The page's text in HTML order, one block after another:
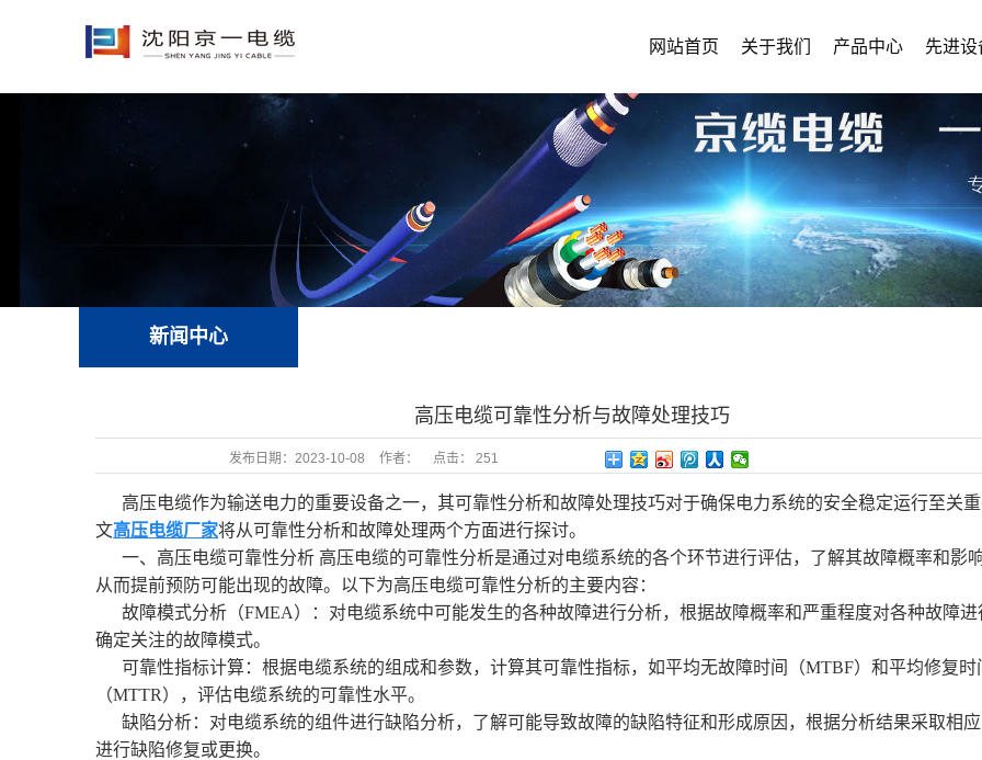
网站首页 关于我们 产品中心 先进设
新闻中心
高压电缆可靠性分析与故障处理技巧
发布日期： 2023-10-08 作者： 点击： 251
高压电缆作为输送电力的重要设备之一，其可靠性分析和故障处理技巧对于确保电力系统的安全稳定运行至关
文高压电缆厂家将从可靠性分析和故障处理两个方面进行探讨。
一、高压电缆可靠性分析 高压电缆的可靠性分析是通过对电缆系统的各个环节进行评估，了解其故障概率和影
从而提前预防可能出现的故障。以下为高压电缆可靠性分析的主要内容：
故障模式分析（FMEA）：对电缆系统中可能发生的各种故障进行分析，根据故障概率和严重程度对各种故障进
确定关注的故障模式。
可靠性指标计算：根据电缆系统的组成和参数，计算其可靠性指标，如平均无故障时间（MTBF）和平均修复时
（MTTR），评估电缆系统的可靠性水平。
缺陷分析：对电缆系统的组件进行缺陷分析，了解可能导致故障的缺陷特征和形成原因，根据分析结果采取相
进行缺陷修复或更换。